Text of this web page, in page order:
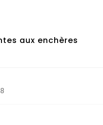
aux enchères